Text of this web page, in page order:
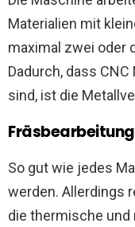
Materialien mit
maximal zwei oder
Dadurch, dass
sind, ist die
So gut wie jedes
werden. Allerdings
die thermische und